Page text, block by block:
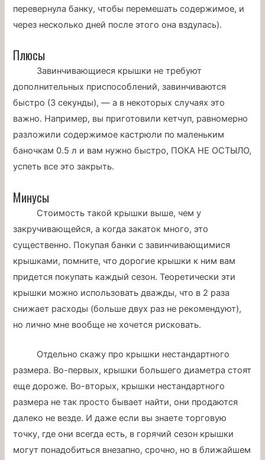
перевернула банку, чтобы перемешать содержимое, и
через несколько дней после этого она вздулась).
Плюсы
Завинчивающиеся крышки не требуют
дополнительных приспособлений, завинчиваются
быстро (3 секунды), — а в некоторых случаях это
важно. Например, вы приготовили кетчуп, равномерно
разложили содержимое кастрюли по маленьким
баночкам 0.5 л и вам нужно быстро, ПОКА НЕ ОСТЫЛО,
успеть все это закрыть.
Минусы
Стоимость такой крышки выше, чем у
закручивающейся, а когда закаток много, это
существенно. Покупая банки с завинчивающимися
крышками, помните, что дорогие крышки к ним вам
придется покупать каждый сезон. Теоретически эти
крышки можно использовать дважды, что в 2 раза
снижает расходы (больше двух раз не рекомендуют),
но лично мне вообще не хочется рисковать.
Отдельно скажу про крышки нестандартного
размера. Во-первых, крышки большего диаметра стоят
еще дороже. Во-вторых, крышки нестандартного
размера не так просто бывает найти, они продаются
далеко не везде. И даже если вы знаете торговую
точку, где они всегда есть, в горячий сезон крышки
могут понадобиться внезапно, срочно, но в ближайшем